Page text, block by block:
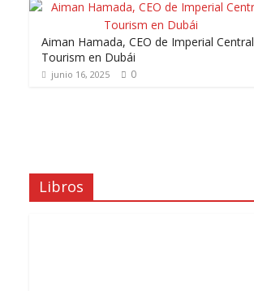
Aiman Hamada, CEO de Imperial Central
Tourism en Dubái
junio 16, 2025 0
Libros